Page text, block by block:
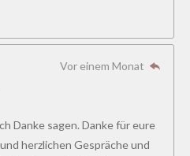
Vor einem Monat
Danke sagen. Danke für eure
herzlichen Gespräche und